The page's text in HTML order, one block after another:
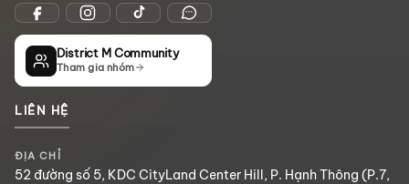
District M Community
Tham gia nhóm
LIÊN HỆ
ĐỊA CHỈ
52 đường số 5, KDC CityLand Center Hill, P. Hạnh Thông (P.7,